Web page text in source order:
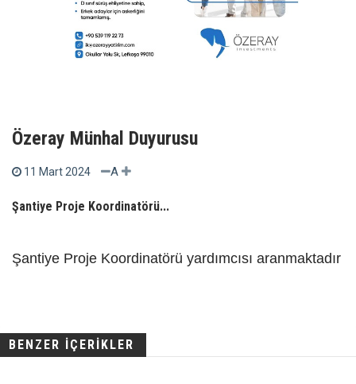
Özeray Münhal Duyurusu
11 Mart 2024 A
Şantiye Proje Koordinatörü...
Şantiye Proje Koordinatörü yardımcısı aranmaktadır
BENZER İÇERİKLER